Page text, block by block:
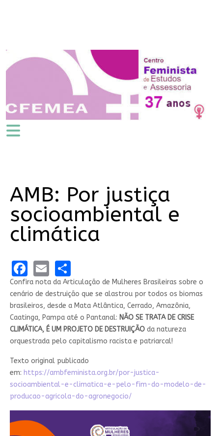
AMB: Por justiça
socioambiental e
climática
Facebook
EmailShare
Confira nota da Articulação de Mulheres Brasileiras sobre o
cenário de destruição que se alastrou por todos os biomas
brasileiros, desde a Mata Atlântica, Cerrado, Amazônia,
Caatinga, Pampa até o Pantanal: NÃO SE TRATA DE CRISE
CLIMÁTICA, É UM PROJETO DE DESTRUIÇÃOda natureza
orquestrada pelo capitalismo racista e patriarcal!
Texto original publicado
em: https://ambfeminista.org.br/por-justica-
socioambiental-e-climatica-e-pelo-fim-do-modelo-de-
producao-agricola-do-agronegocio/